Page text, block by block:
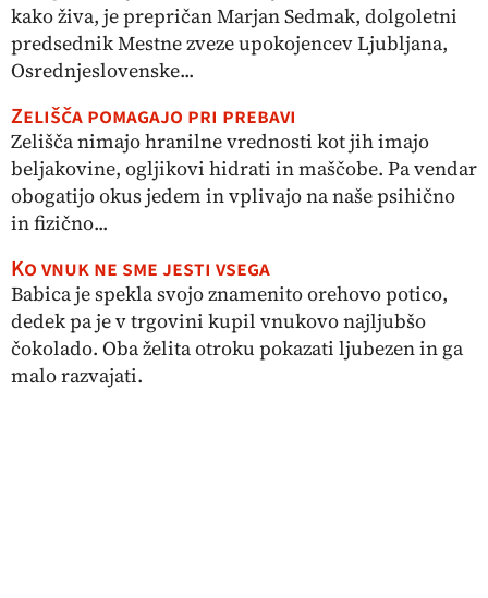
kako živa, je prepričan Marjan Sedmak, dolgoletni
predsednik Mestne zveze upokojencev Ljubljana,
Osrednjeslovenske...
Zelišča pomagajo pri prebavi
Zelišča nimajo hranilne vrednosti kot jih imajo
beljakovine, ogljikovi hidrati in maščobe. Pa vendar
obogatijo okus jedem in vplivajo na naše psihično
in fizično...
Ko vnuk ne sme jesti vsega
Babica je spekla svojo znamenito orehovo potico,
dedek pa je v trgovini kupil vnukovo najljubšo
čokolado. Oba želita otroku pokazati ljubezen in ga
malo razvajati.